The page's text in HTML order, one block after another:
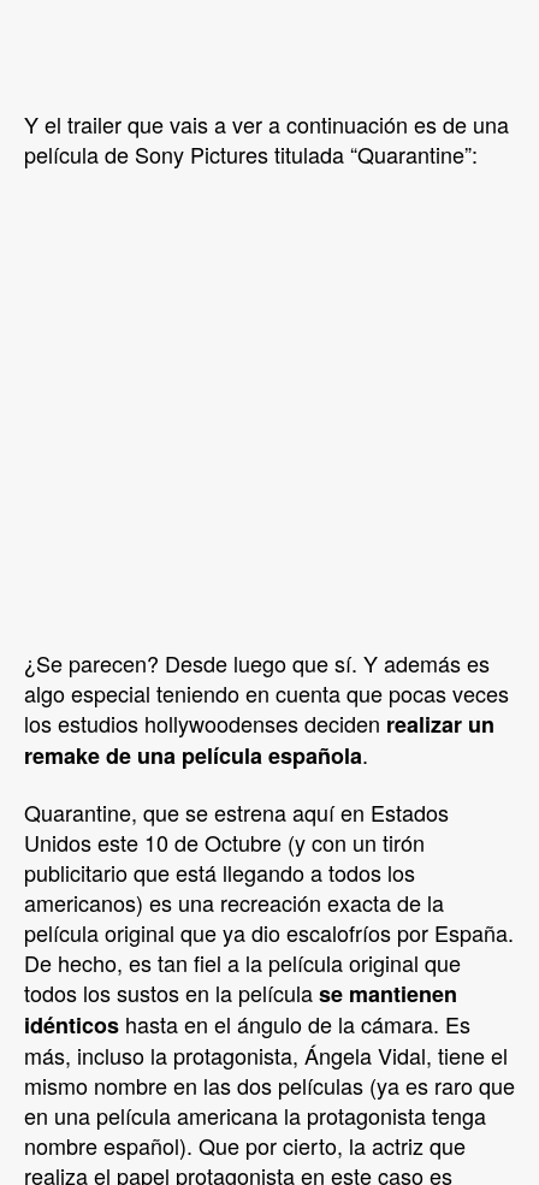
Y el trailer que vais a ver a continuación es de una
película de Sony Pictures titulada “Quarantine”:
¿Se parecen? Desde luego que sí. Y además es
algo especial teniendo en cuenta que pocas veces
los estudios hollywoodenses deciden realizar un
remake de una película española.
Quarantine, que se estrena aquí en Estados
Unidos este 10 de Octubre (y con un tirón
publicitario que está llegando a todos los
americanos) es una recreación exacta de la
película original que ya dio escalofríos por España.
De hecho, es tan fiel a la película original que
todos los sustos en la películase mantienen
idénticos hasta en el ángulo de la cámara. Es
más, incluso la protagonista, Ángela Vidal, tiene el
mismo nombre en las dos películas (ya es raro que
en una película americana la protagonista tenga
nombre español). Que por cierto, la actriz que
realiza el papel protagonista en este caso es